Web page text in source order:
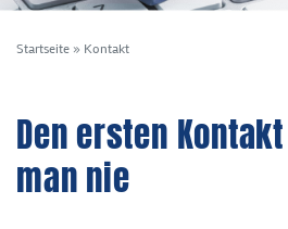
Startseite » Kontakt
Den ersten
man nie